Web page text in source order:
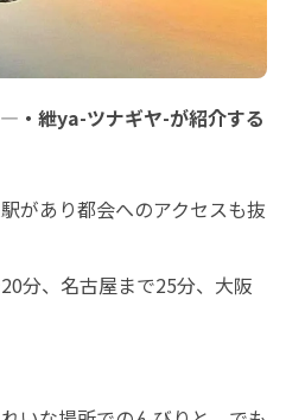
・紲ya-ツナギヤ-が紹介する
があり都会へのアクセスも抜
分、名古屋まで25分、大阪